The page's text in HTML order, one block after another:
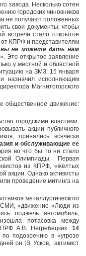
завода. Несколько сотен
городских чиновников
не получают положенных
свои документы, чтобы
встречи стало открытое
от КПРФ и представителям
вы не можете дать нам
». Это открытое заявление
у местной и областной
на ЗМЗ. 15 января
назначил исполняющим
Магнитогорского
общественное движение:
городскими властями.
акции публичного
принялись всячески
и обслуживающие ее
во что бы то ни стало
Олимпиады. Первая
из КПРФ, «жёлтых
акции. Однако активисты
проведение митинга на
металлургического
СМИ, «движение «Люди из
поджечь автомобиль,
потасовка между
А.В. Негребецких. 14
подозрению в «угрозе
он (В. Усков, активист